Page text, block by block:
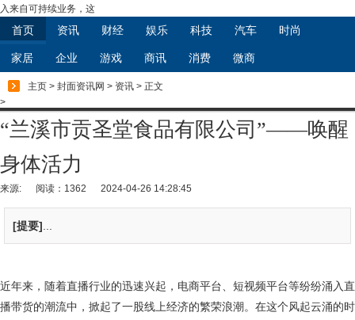
入来自可持续业务，这
首页 资讯 财经 娱乐 科技 汽车 时尚
家居 企业 游戏 商讯 消费 微商
主页 > 封面资讯网 > 资讯 > 正文
>
“兰溪市贡圣堂食品有限公司”——唤醒
身体活力
来源: 阅读：1362 2024-04-26 14:28:45
[提要]
近年来，随着直播行业的迅速兴起，电商平台、短视频平台等纷纷涌入直
播带货的潮流中，掀起了一股线上经济的繁荣浪潮。在这个风起云涌的时